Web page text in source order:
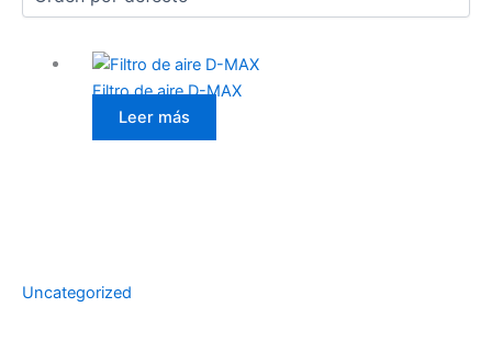
Uncategorized
Filtro de aire D-MAX
Leer más